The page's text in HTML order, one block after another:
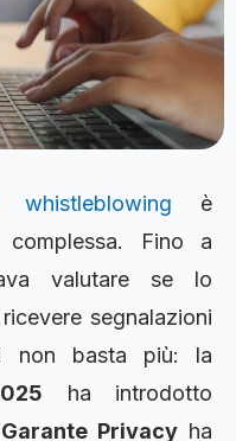
whistleblowing è
complessa. Fino a
valutare se lo
segnalazioni
non basta più: la
ha introdotto
Garante Privacy ha